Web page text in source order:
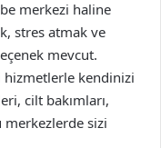
merkezi haline
stres atmak ve
mevcut.
hizmetlerle kendinizi
cilt bakımları,
merkezlerde sizi